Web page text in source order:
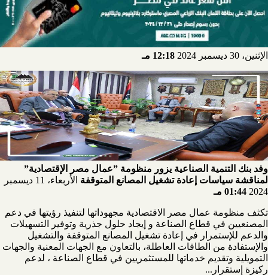
الإثنين، 30 ديسمبر 2024 12:18 مـ
وفد بنك التنمية الصناعية يزور منظومة ”عمال مصر الإقتصادية”
لمناقشة سياسات إعادة تشغيل المصانع المتوقفة
الأربعاء، 11 ديسمبر
2024 01:44 مـ
تكثف منظومة عمال مصر الاقتصادية مجهوداتها لتنفيذ رؤيتها في دعم
المصنعيين في قطاع الصناعة و إيجاد حلول جذرية وتوفير التسهيلات
والدعم للإستمرار في إعادة تشغيل المصانع المتوقفة والتشغيل
والإستفادة من الطاقات العاطلة، بالتعاون مع الجهات المعنية والجهات
التمويلية وتقديم خدماتها للمستثمريين في قطاع الصناعة ، لدعم
ركيزة إستقرار...